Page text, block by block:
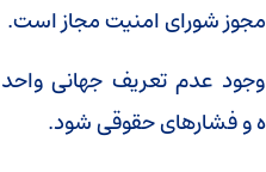
شورای امنیت مجاز است.
وجود عدم تعریف جهانی
و فشارهای حقوقی شود.